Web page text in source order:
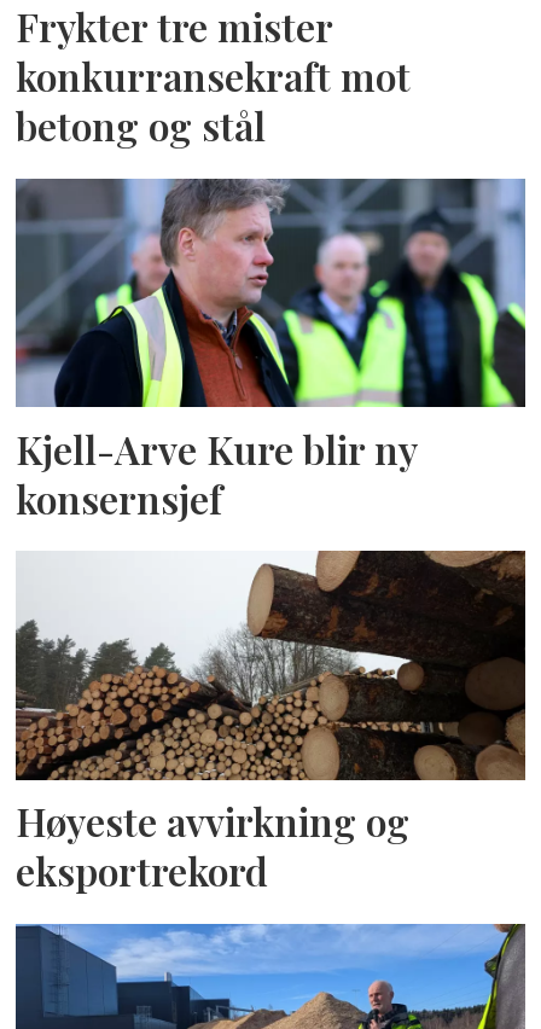
Frykter tre mister
konkurransekraft mot
betong og stål
Kjell-Arve Kure blir ny
konsernsjef
Høyeste avvirkning og
eksportrekord